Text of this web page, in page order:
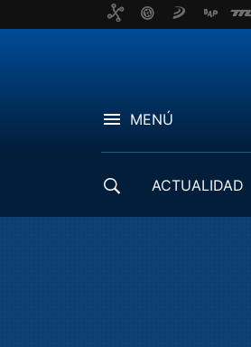
MENÚ
ACTUALIDAD